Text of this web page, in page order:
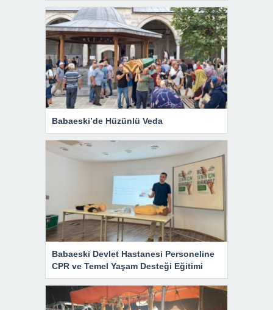
Babaeski’de Hüzünlü Veda
Babaeski Devlet Hastanesi Personeline
CPR ve Temel Yaşam Desteği Eğitimi